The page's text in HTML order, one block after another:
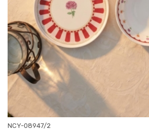
NCY-08947/2